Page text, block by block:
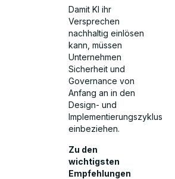
Damit KI ihr
Versprechen
nachhaltig einlösen
kann, müssen
Unternehmen
Sicherheit und
Governance von
Anfang an in den
Design- und
Implementierungszyklus
einbeziehen.
Zu den
wichtigsten
Empfehlungen